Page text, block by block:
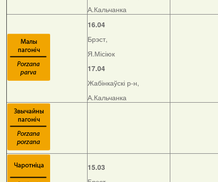
А.Кальчанка
16.04
Брэст,
Я.Місіюк
17.04
Жабінкаўскі р-н,
А.Кальчанка
15.03